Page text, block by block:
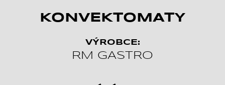
KONVEKTOMATY
VÝROBCE:
RM GASTRO